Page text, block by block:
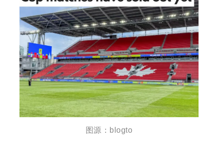
图源：blogto